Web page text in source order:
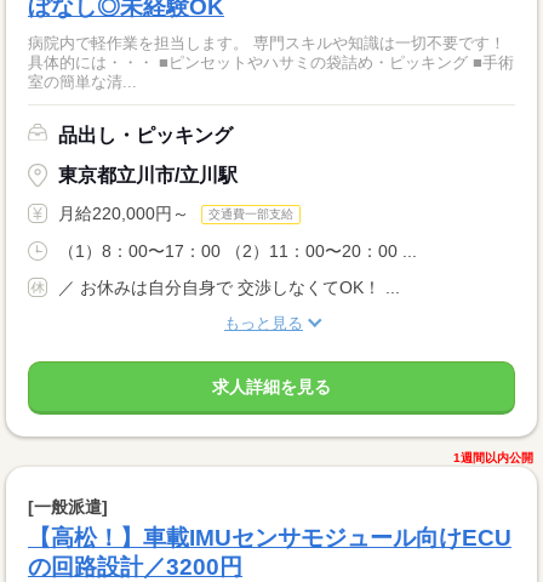
ぼなし◎未経験OK
病院内で軽作業を担当します。 専門スキルや知識は一切不要です！
具体的には・・・ ■ピンセットやハサミの袋詰め・ピッキング ■手術
室の簡単な清...
品出し・ピッキング
東京都立川市/立川駅
月給220,000円～ 交通費一部支給
（1）8：00〜17：00 （2）11：00〜20：00 ...
／ お休みは自分自身で 交渉しなくてOK！ ...
もっと見る
求人詳細を見る
1週間以内公開
[一般派遣]
【高松！】車載IMUセンサモジュール向けECU
の回路設計／3200円